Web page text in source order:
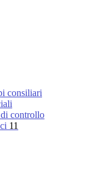
consiliari
controllo
11